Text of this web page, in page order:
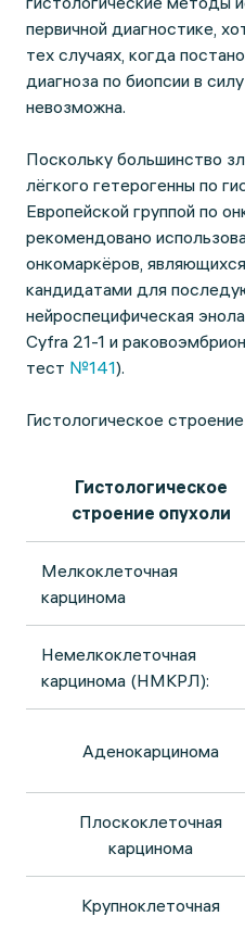
первичной диагностике,
тех случаях, когда
диагноза по биопсии в
невозможна.
Поскольку большинство
лёгкого гетерогенны по
Европейской группой по
рекомендовано
онкомаркёров,
кандидатами для
нейроспецифическая
Cyfra 21-1 и
тест №141).
Гистологическое
Гистологическое
строение опухоли
Мелкоклеточная
карцинома
Немелкоклеточная
карцинома (НМКРЛ):
Аденокарцинома
Плоскоклеточная
карцинома
Крупноклеточная